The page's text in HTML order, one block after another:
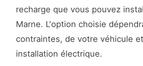
recharge que vous pouvez
Marne. L'option choisie
contraintes, de votre véhicule
installation électrique.